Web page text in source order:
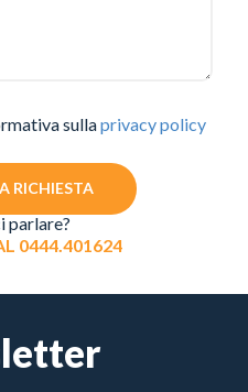
sullaprivacy policy
RICHIESTA
parlare?
0444.401624